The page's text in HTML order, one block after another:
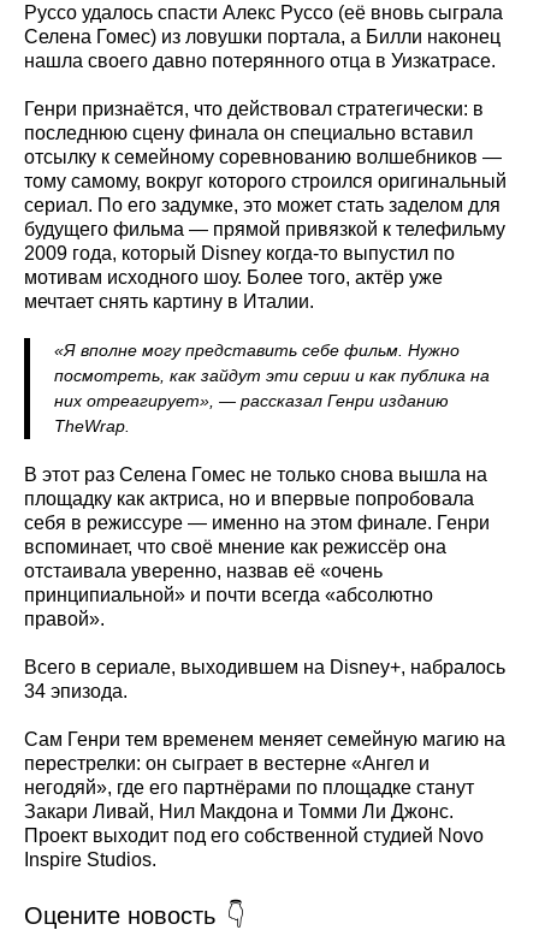
Руссо удалось спасти Алекс Руссо (её вновь сыграла
Селена Гомес) из ловушки портала, а Билли наконец
нашла своего давно потерянного отца в Уизкатрасе.
Генри признаётся, что действовал стратегически: в
последнюю сцену финала он специально вставил
отсылку к семейному соревнованию волшебников —
тому самому, вокруг которого строился оригинальный
сериал. По его задумке, это может стать заделом для
будущего фильма — прямой привязкой к телефильму
2009 года, который Disney когда-то выпустил по
мотивам исходного шоу. Более того, актёр уже
мечтает снять картину в Италии.
«Я вполне могу представить себе фильм. Нужно
посмотреть, как зайдут эти серии и как публика на
них отреагирует», — рассказал Генри изданию
TheWrap.
В этот раз Селена Гомес не только снова вышла на
площадку как актриса, но и впервые попробовала
себя в режиссуре — именно на этом финале. Генри
вспоминает, что своё мнение как режиссёр она
отстаивала уверенно, назвав её «очень
принципиальной» и почти всегда «абсолютно
правой».
Всего в сериале, выходившем на Disney+, набралось
34 эпизода.
Сам Генри тем временем меняет семейную магию на
перестрелки: он сыграет в вестерне «Ангел и
негодяй», где его партнёрами по площадке станут
Закари Ливай, Нил Макдона и Томми Ли Джонс.
Проект выходит под его собственной студией Novo
Inspire Studios.
Оцените новость